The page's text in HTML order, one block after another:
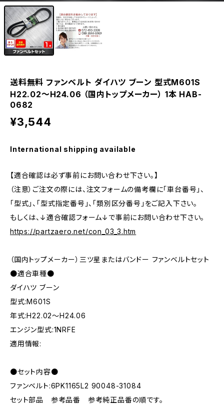
送料無料 ファンベルト ダイハツ ブーン 型式M601S
H22.02～H24.06 （国内トップメーカー） 1本 HAB-
0682
¥3,544
International shipping available
【適合確認は必ず事前にお問い合わせ下さい。】
（注意）ご注文の際には、注文フォームの備考欄に「車台番号」、
「型式」、「型式指定番号」、「類別区分番号」をご記入下さい。
もしくは、↓適合確認フォーム↓で事前にお問い合わせ下さい。
https://partzaero.net/con_03_3.htm
（国内トップメーカー）三ツ星またはバンドー ファンベルトセット
●適合車種●
ダイハツ ブーン
型式:M601S
年式:H22.02～H24.06
エンジン型式:1NRFE
適用情報:
●セット内容●
ファンベルト:6PK1165L2 90048-31084
セット部品 参考品番 参考純正品番の順です。